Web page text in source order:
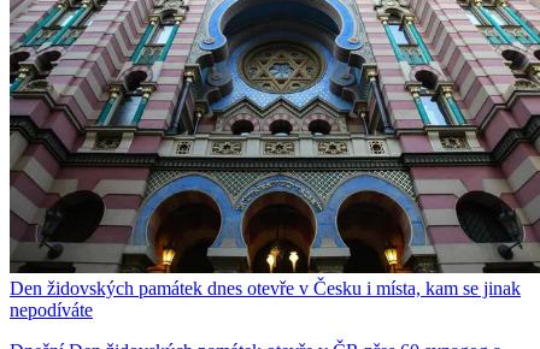
Den židovských památek dnes otevře v Česku i místa, kam se jinak
nepodíváte